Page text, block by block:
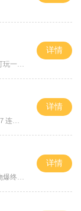
〉
详情
尸
详情
极 ＞
详情